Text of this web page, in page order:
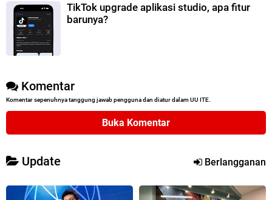
TikTok upgrade aplikasi studio, apa fitur
barunya?
Komentar
Komentar sepenuhnya tanggung jawab pengguna dan diatur dalam UU ITE.
Buka Komentar
Update Berlangganan